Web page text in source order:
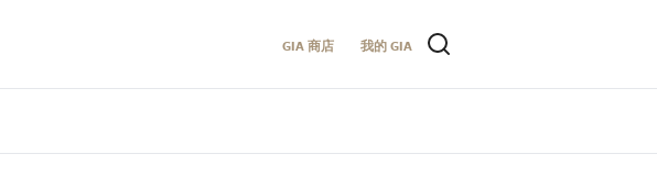
GIA 商店 我的 GIA